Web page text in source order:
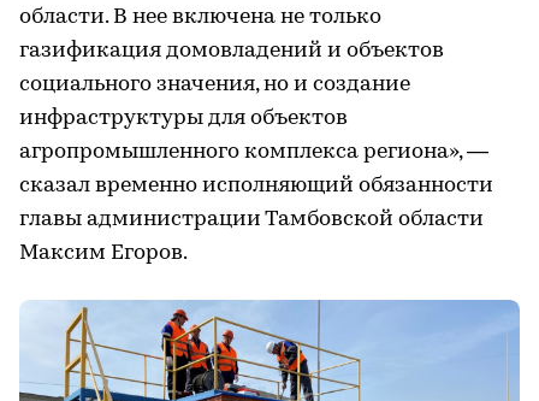
области. В нее включена не только
газификация домовладений и объектов
социального значения, но и создание
инфраструктуры для объектов
агропромышленного комплекса региона», —
сказал временно исполняющий обязанности
главы администрации Тамбовской области
Максим Егоров.